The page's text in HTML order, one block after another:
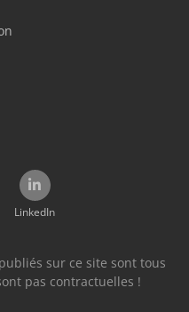
LinkedIn
sur ce site sont tous
pas contractuelles !